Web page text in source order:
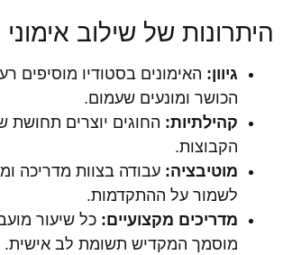
היתרונות של שילוב אימוני
גיוון: האימונים בסטודיו מוסיפים
הכושר ומונעים שעמום.
קהילתיות: החוגים יוצרים תחושת
הקבוצות.
מוטיבציה: עבודה בצוות מדריכה
לשמור על ההתקדמות.
מדריכים מקצועיים: כל שיעור
מוסמך המקדיש תשומת לב אישית.